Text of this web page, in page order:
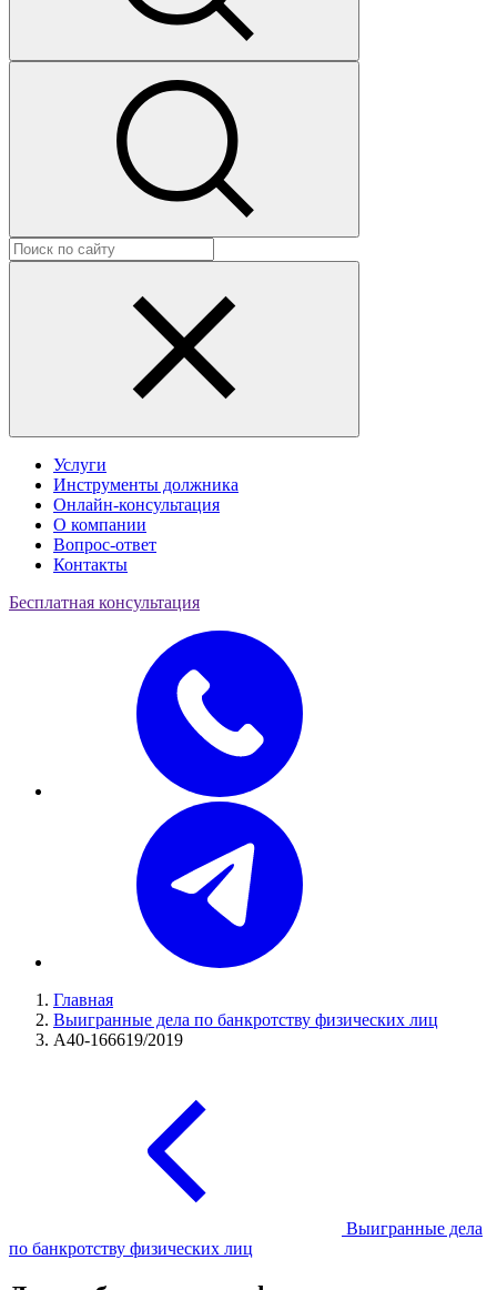
Услуги
Инструменты должника
Онлайн-консультация
О компании
Вопрос-ответ
Контакты
Бесплатная консультация
Главная
Выигранные дела по банкротству физических лиц
А40-166619/2019
Выигранные дела
по банкротству физических лиц